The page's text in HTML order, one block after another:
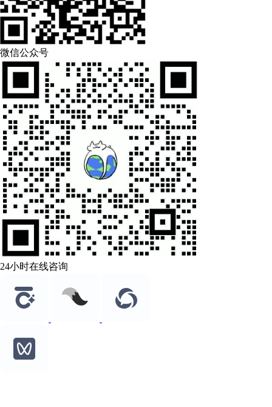
微信公众号
24小时在线咨询